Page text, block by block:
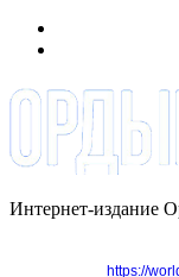
Интернет-издание
https://